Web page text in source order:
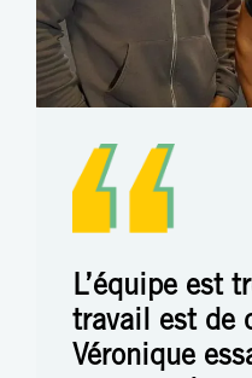
L’équipe est
travail est de
Véronique